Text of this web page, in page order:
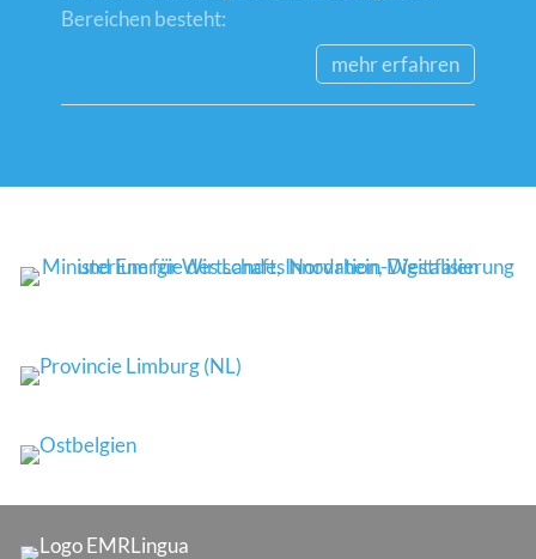
Bereichen besteht:
mehr erfahren